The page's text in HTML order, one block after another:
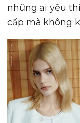
những ai yêu
cấp mà không